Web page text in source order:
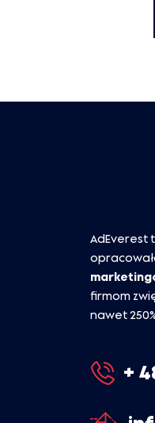
AdEverest
firmom
nawet
+